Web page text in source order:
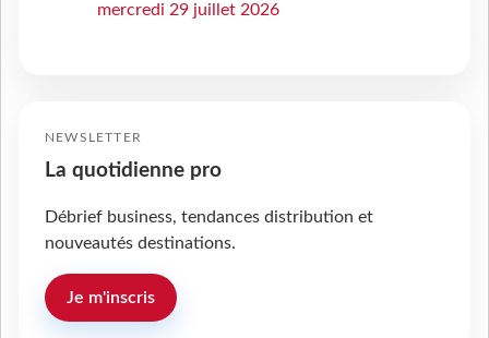
mercredi 29 juillet 2026
NEWSLETTER
La quotidienne pro
Débrief business, tendances distribution et
nouveautés destinations.
Je m'inscris